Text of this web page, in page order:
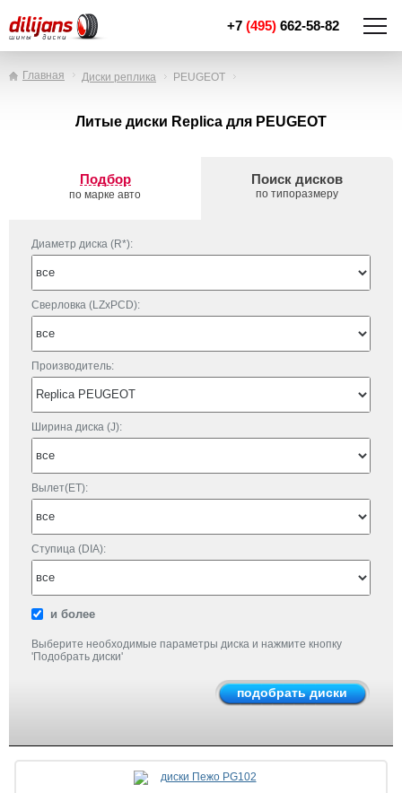
+7 (495) 662-58-82
Главная Диски реплика PEUGEOT
Литые диски Replica для PEUGEOT
Подбор
по марке авто
Поиск дисков
по типоразмеру
Диаметр диска (R*):
Сверловка (LZxPCD):
Производитель:
Ширина диска (J):
Вылет(ET):
Ступица (DIA):
и более
Выберите необходимые параметры диска и нажмите кнопку
'Подобрать диски'